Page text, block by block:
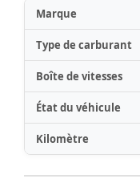
Marque
Type de carburant
Boîte de vitesses
État du véhicule
Kilomètre